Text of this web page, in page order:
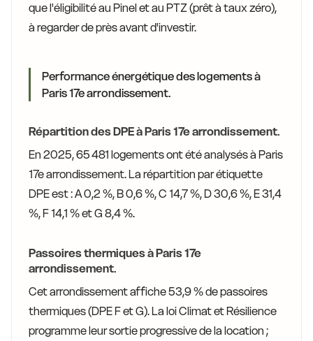
que l'éligibilité au Pinel et au PTZ (prêt à taux zéro),
à regarder de près avant d'investir.
Performance énergétique des logements à
Paris 17e arrondissement.
Répartition des DPE à Paris 17e arrondissement.
En 2025, 65 481 logements ont été analysés à Paris
17e arrondissement. La répartition par étiquette
DPE est : A 0,2 %, B 0,6 %, C 14,7 %, D 30,6 %, E 31,4
%, F 14,1 % et G 8,4 %.
Passoires thermiques à Paris 17e
arrondissement.
Cet arrondissement affiche 53,9 % de passoires
thermiques (DPE F et G). La loi Climat et Résilience
programme leur sortie progressive de la location ;